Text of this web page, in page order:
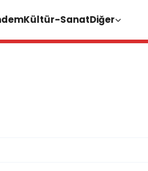
Kültür-SanatDiğer